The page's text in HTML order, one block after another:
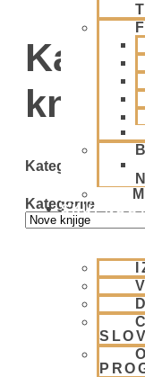
knjige
Kategorije
Kategorije